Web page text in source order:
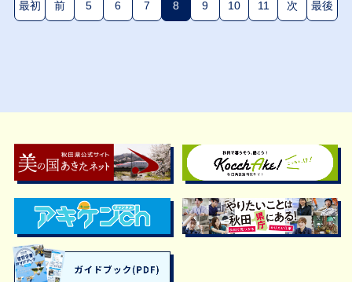
最初 前 5 6 7 8(現在のページ)
9 10 11 次 最後